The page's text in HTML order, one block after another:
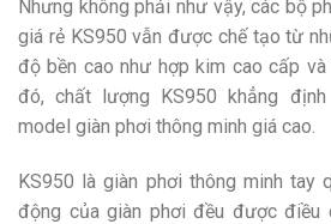
Nhưng không phải như vậy, các bộ
giá rẻ KS950 vẫn được chế tạo từ
độ bền cao như hợp kim cao cấp
đó, chất lượng KS950 khẳng
model giàn phơi thông minh giá cao.
KS950 là giàn phơi thông minh tay
động của giàn phơi đều được điều